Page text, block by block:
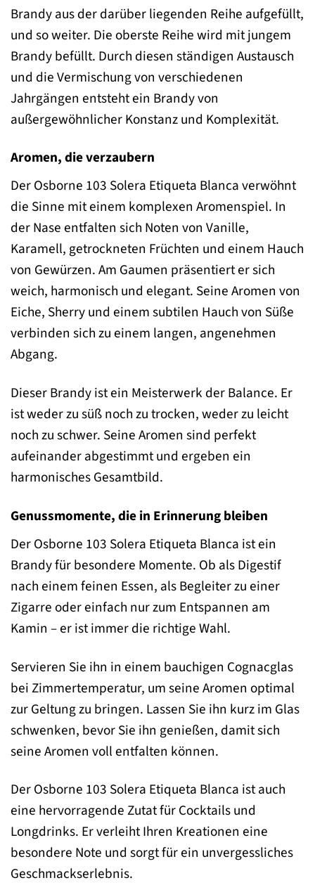
Brandy aus der darüber liegenden Reihe aufgefüllt,
und so weiter. Die oberste Reihe wird mit jungem
Brandy befüllt. Durch diesen ständigen Austausch
und die Vermischung von verschiedenen
Jahrgängen entsteht ein Brandy von
außergewöhnlicher Konstanz und Komplexität.
Aromen, die verzaubern
Der Osborne 103 Solera Etiqueta Blanca verwöhnt
die Sinne mit einem komplexen Aromenspiel. In
der Nase entfalten sich Noten von Vanille,
Karamell, getrockneten Früchten und einem Hauch
von Gewürzen. Am Gaumen präsentiert er sich
weich, harmonisch und elegant. Seine Aromen von
Eiche, Sherry und einem subtilen Hauch von Süße
verbinden sich zu einem langen, angenehmen
Abgang.
Dieser Brandy ist ein Meisterwerk der Balance. Er
ist weder zu süß noch zu trocken, weder zu leicht
noch zu schwer. Seine Aromen sind perfekt
aufeinander abgestimmt und ergeben ein
harmonisches Gesamtbild.
Genussmomente, die in Erinnerung bleiben
Der Osborne 103 Solera Etiqueta Blanca ist ein
Brandy für besondere Momente. Ob als Digestif
nach einem feinen Essen, als Begleiter zu einer
Zigarre oder einfach nur zum Entspannen am
Kamin – er ist immer die richtige Wahl.
Servieren Sie ihn in einem bauchigen Cognacglas
bei Zimmertemperatur, um seine Aromen optimal
zur Geltung zu bringen. Lassen Sie ihn kurz im Glas
schwenken, bevor Sie ihn genießen, damit sich
seine Aromen voll entfalten können.
Der Osborne 103 Solera Etiqueta Blanca ist auch
eine hervorragende Zutat für Cocktails und
Longdrinks. Er verleiht Ihren Kreationen eine
besondere Note und sorgt für ein unvergessliches
Geschmackserlebnis.